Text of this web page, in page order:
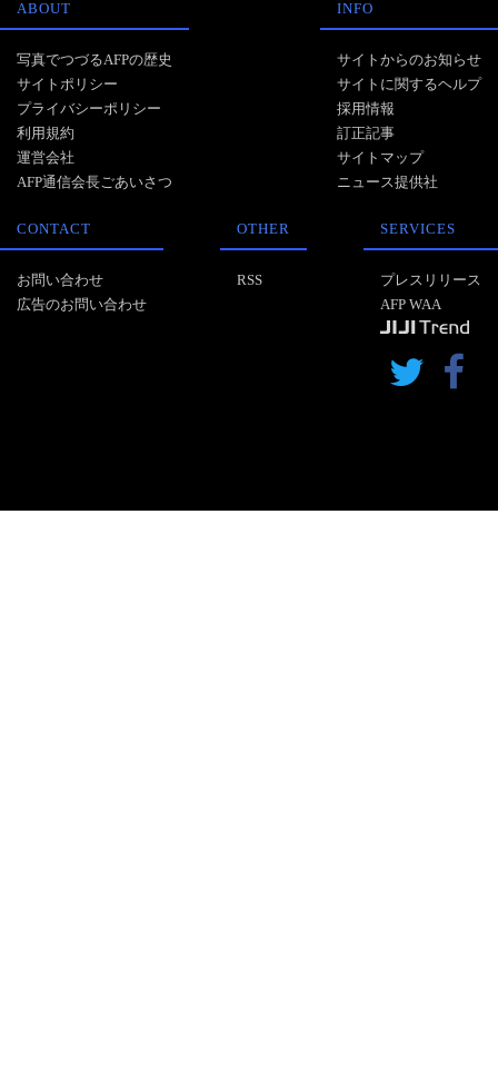
ABOUT
写真でつづるAFPの歴史
サイトポリシー
プライバシーポリシー
利用規約
運営会社
AFP通信会長ごあいさつ
INFO
サイトからのお知らせ
サイトに関するヘルプ
採用情報
訂正記事
サイトマップ
ニュース提供社
CONTACT
お問い合わせ
広告のお問い合わせ
OTHER
RSS
SERVICES
プレスリリース
AFP WAA